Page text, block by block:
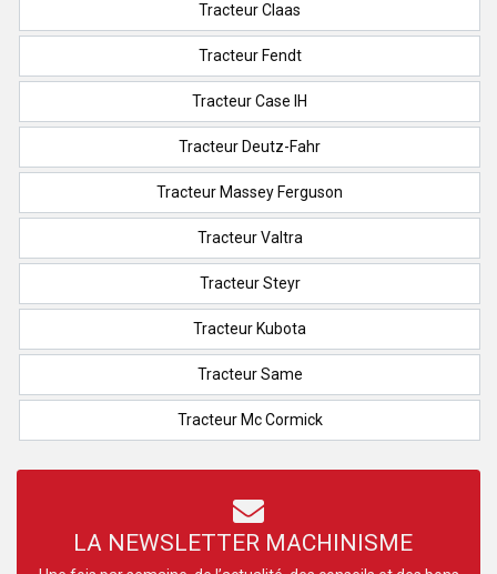
Tracteur Claas
Tracteur Fendt
Tracteur Case IH
Tracteur Deutz-Fahr
Tracteur Massey Ferguson
Tracteur Valtra
Tracteur Steyr
Tracteur Kubota
Tracteur Same
Tracteur Mc Cormick
LA NEWSLETTER MACHINISME